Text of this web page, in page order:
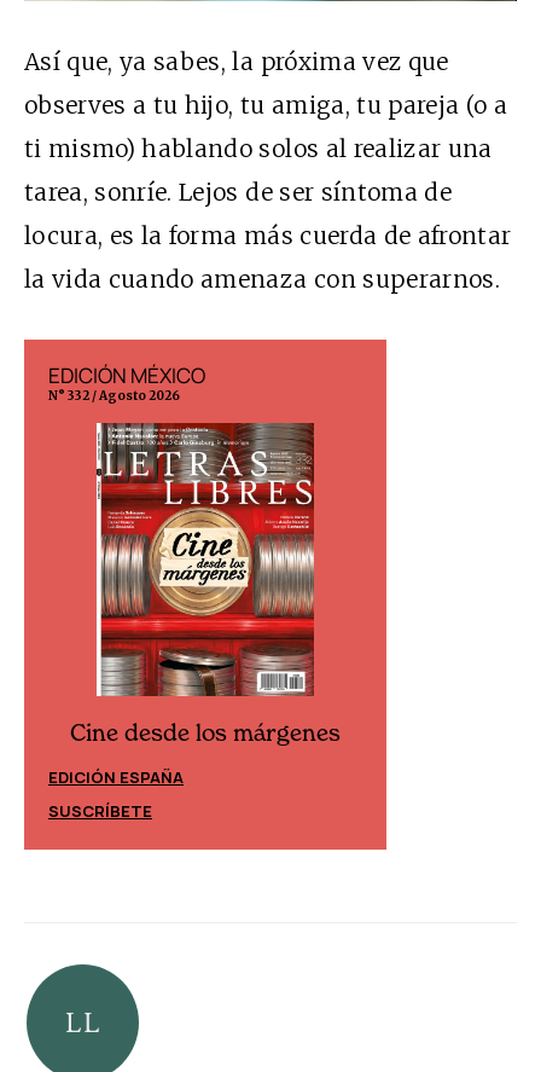
Así que, ya sabes, la próxima vez que
observes a tu hijo, tu amiga, tu pareja (o a
ti mismo) hablando solos al realizar una
tarea, sonríe. Lejos de ser síntoma de
locura, es la forma más cuerda de afrontar
la vida cuando amenaza con superarnos.
EDICIÓN MÉXICO
N° 332 / Agosto 2026
Cine desde los márgenes
EDICIÓN ESPAÑA
SUSCRÍBETE